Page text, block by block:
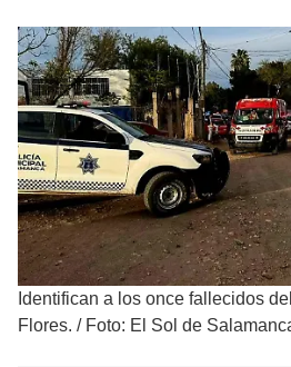
Identifican a los once fallecidos
Flores. / Foto: El Sol de